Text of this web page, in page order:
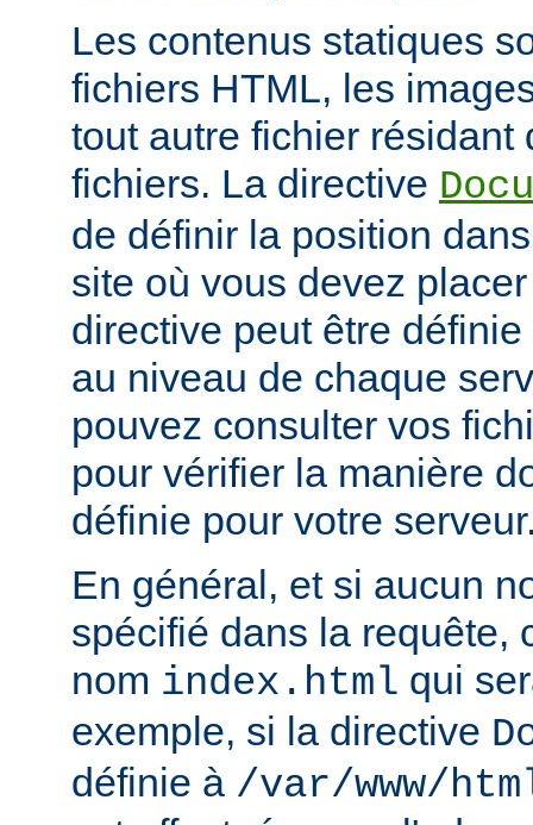
Les contenus statiques
fichiers HTML, les
tout autre fichier résidant
fichiers. La directive
de définir la position
site où vous devez
directive peut être
au niveau de chaque
pouvez consulter vos
pour vérifier la manière
définie pour votre
En général, et si aucun
spécifié dans la requête,
nom index.html qui
exemple, si la directive
définie à /var/www/